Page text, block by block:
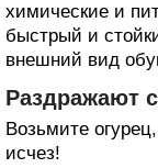
химические и
быстрый и
внешний вид
Раздражают
Возьмите
исчез!